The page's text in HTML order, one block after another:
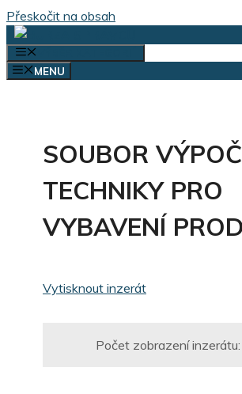
Přeskočit na obsah
MENU
SOUBOR
TECHNIKY PRO
VYBAVENÍ
Vytisknout inzerát
Počet zobrazení inzerátu: